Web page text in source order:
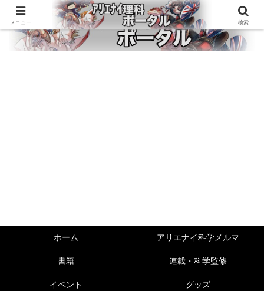
ホーム アリエナイ科学メルマ
書籍 連載・科学監修
イベント グッズ
メニュー 検索